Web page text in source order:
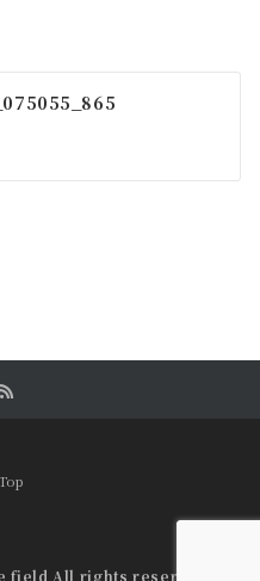
field All rights reserved.